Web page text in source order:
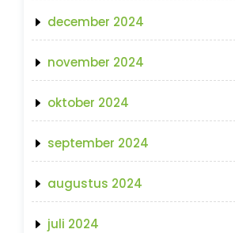
december 2024
november 2024
oktober 2024
september 2024
augustus 2024
juli 2024